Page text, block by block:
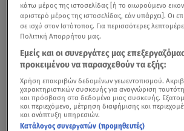
κάτω μέρος της ιστοσελίδας [ή το αιωρούμενο
αριστερό μέρος της ιστοσελίδας, εάν υπάρχει]. Οι
σε ισχύ στον Ιστότοπος. Για περισσότερες
Πολιτική Απορρήτου μας.
Εμείς και οι συνεργάτες μας
προκειμένου να παρασχεθούν τα εξής:
Χρήση επακριβών δεδομένων γεωεντοπισμού.
χαρακτηριστικών συσκευής για αναγνώριση
και πρόσβαση στα δεδομένα μιας συσκευής.
και περιεχόμενο, μέτρηση διαφήμισης και
και ανάπτυξη υπηρεσιών.
Κατάλογος συνεργατών (προμηθευτές)